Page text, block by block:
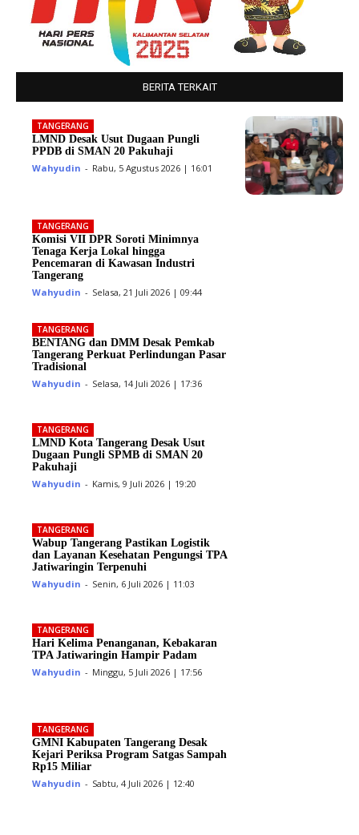
BERITA TERKAIT
TANGERANG
LMND Desak Usut Dugaan Pungli
PPDB di SMAN 20 Pakuhaji
Wahyudin - Rabu, 5 Agustus 2026 | 16:01
TANGERANG
Komisi VII DPR Soroti Minimnya
Tenaga Kerja Lokal hingga
Pencemaran di Kawasan Industri
Tangerang
Wahyudin - Selasa, 21 Juli 2026 | 09:44
TANGERANG
BENTANG dan DMM Desak Pemkab
Tangerang Perkuat Perlindungan Pasar
Tradisional
Wahyudin - Selasa, 14 Juli 2026 | 17:36
TANGERANG
LMND Kota Tangerang Desak Usut
Dugaan Pungli SPMB di SMAN 20
Pakuhaji
Wahyudin - Kamis, 9 Juli 2026 | 19:20
TANGERANG
Wabup Tangerang Pastikan Logistik
dan Layanan Kesehatan Pengungsi TPA
Jatiwaringin Terpenuhi
Wahyudin - Senin, 6 Juli 2026 | 11:03
TANGERANG
Hari Kelima Penanganan, Kebakaran
TPA Jatiwaringin Hampir Padam
Wahyudin - Minggu, 5 Juli 2026 | 17:56
TANGERANG
GMNI Kabupaten Tangerang Desak
Kejari Periksa Program Satgas Sampah
Rp15 Miliar
Wahyudin - Sabtu, 4 Juli 2026 | 12:40